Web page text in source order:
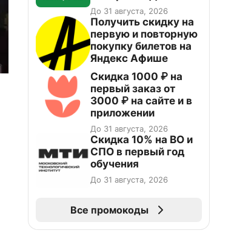
До 31 августа, 2026
Получить скидку на
первую и повторную
покупку билетов на
Яндекс Афише
Скидка 1000 ₽ на
первый заказ от
3000 ₽ на сайте и в
приложении
До 31 августа, 2026
Скидка 10% на ВО и
СПО в первый год
обучения
До 31 августа, 2026
Все промокоды